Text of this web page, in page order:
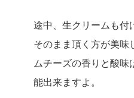
途中、生クリームも付
そのまま頂く方が美味
ムチーズの香りと酸味
能出来ますよ。